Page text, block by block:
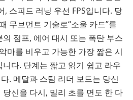
, 스피드 러닝 우선 FPS입니다. 당
무브먼트 기술로“소울 카드”를
점프, 에어 대시 또는 폭탄 부스
마를 비우고 가능한 가장 짧은 시
다. 단계는 짧고 읽기 쉽고 라우
. 메달과 스팀 리더 보드는 당신
신을 다시, 밀리 초를 면도 한 다